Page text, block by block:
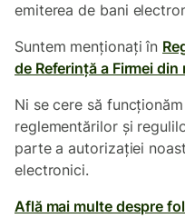
emiterea de bani
Suntem menționați în
de Referință a Firmei
Ni se cere să
reglementărilor și
parte a autorizației
electronici.
Află mai multe despre